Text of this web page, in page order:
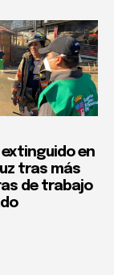
extinguido en
tras más
de trabajo